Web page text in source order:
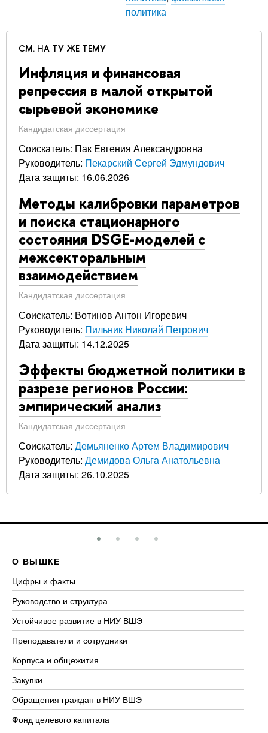
политика
СМ. НА ТУ ЖЕ ТЕМУ
Инфляция и финансовая
репрессия в малой открытой
сырьевой экономике
Кандидатская диссертация
Соискатель: Пак Евгения Александровна
Руководитель: Пекарский Сергей Эдмундович
Дата защиты: 16.06.2026
Методы калибровки параметров
и поиска стационарного
состояния DSGE-моделей с
межсекторальным
взаимодействием
Кандидатская диссертация
Соискатель: Вотинов Антон Игоревич
Руководитель: Пильник Николай Петрович
Дата защиты: 14.12.2025
Эффекты бюджетной политики в
разрезе регионов России:
эмпирический анализ
Кандидатская диссертация
Соискатель: Демьяненко Артем Владимирович
Руководитель: Демидова Ольга Анатольевна
Дата защиты: 26.10.2025
О ВЫШКЕ
Цифры и факты
Руководство и структура
Устойчивое развитие в НИУ ВШЭ
Преподаватели и сотрудники
Корпуса и общежития
Закупки
Обращения граждан в НИУ ВШЭ
Фонд целевого капитала